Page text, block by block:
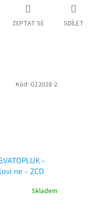
ZEPTAT SE SDÍLET
-
ne - 2CD
Skladem
Kód: G12028-2